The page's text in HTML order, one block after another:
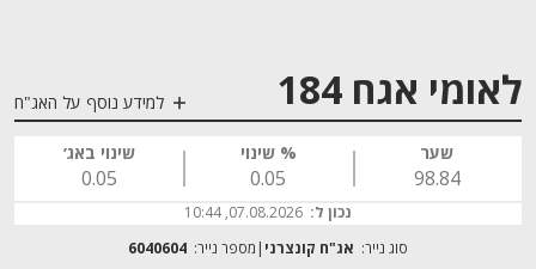
לאומי אגח 184 למידע נוסף על האג"ח
שער
98.84
% שינוי
0.05
שינוי באג׳
0.05
נכון ל: 07.08.2026, 10:44
סוג נייר: אג"ח קונצרני מספר נייר: 6040604